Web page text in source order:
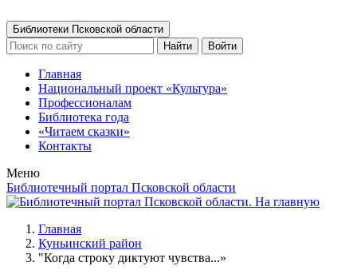
Библиотеки Псковской области
Найти
Войти
Главная
Национальный проект «Культура»
Профессионалам
Библиотека года
«Читаем сказки»
Контакты
Меню
Библиотечный портал Псковской области
Главная
Куньинский район
"Когда строку диктуют чувства...»